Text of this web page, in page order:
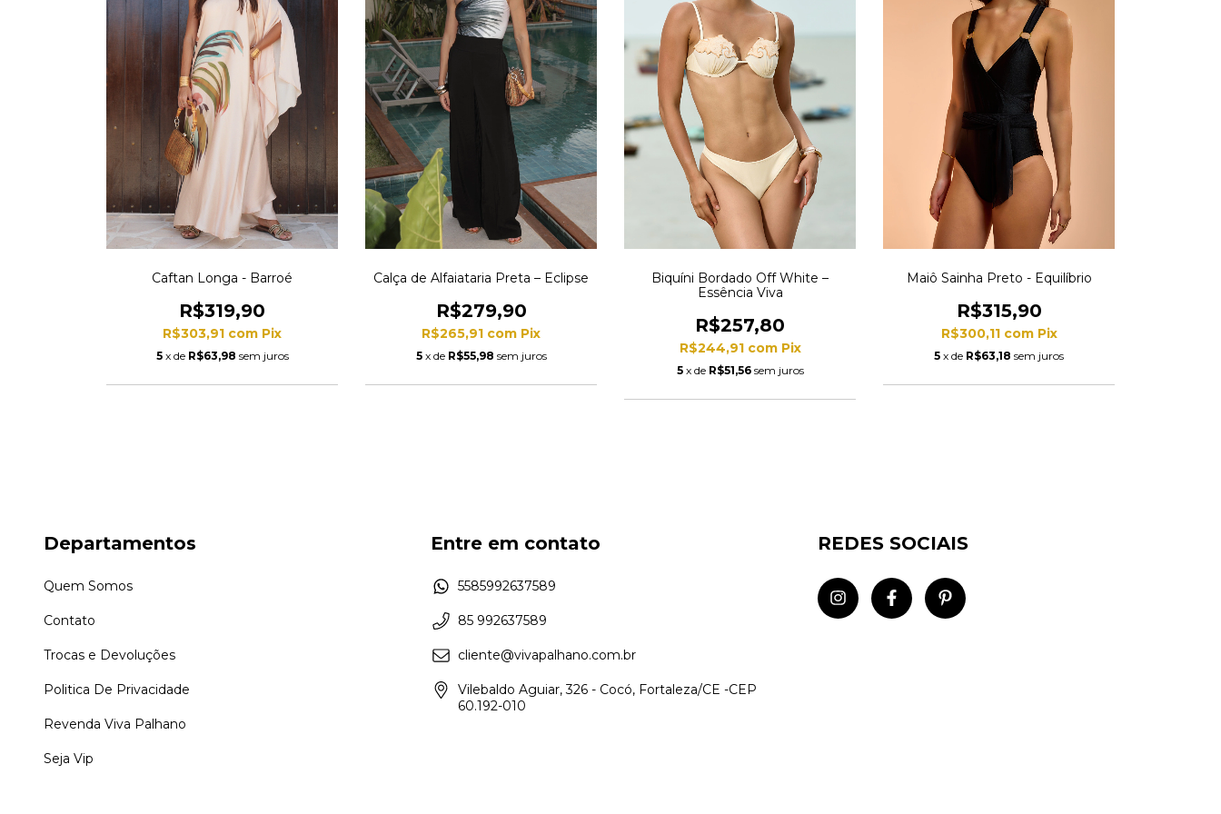
Caftan Longa - Barroé
R$319,90
R$303,91 com Pix
5 x de R$63,98 sem juros
Calça de Alfaiataria Preta – Eclipse
R$279,90
R$265,91 com Pix
5 x de R$55,98 sem juros
Biquíni Bordado Off White –
Essência Viva
R$257,80
R$244,91 com Pix
5 x de R$51,56 sem juros
Maiô Sainha Preto - Equilíbrio
R$315,90
R$300,11 com Pix
5 x de R$63,18 sem juros
Departamentos
Quem Somos
Contato
Trocas e Devoluções
Politica De Privacidade
Revenda Viva Palhano
Seja Vip
Entre em contato
5585992637589
85 992637589
cliente@vivapalhano.com.br
Vilebaldo Aguiar, 326 - Cocó, Fortaleza/CE -CEP
60.192-010
REDES SOCIAIS